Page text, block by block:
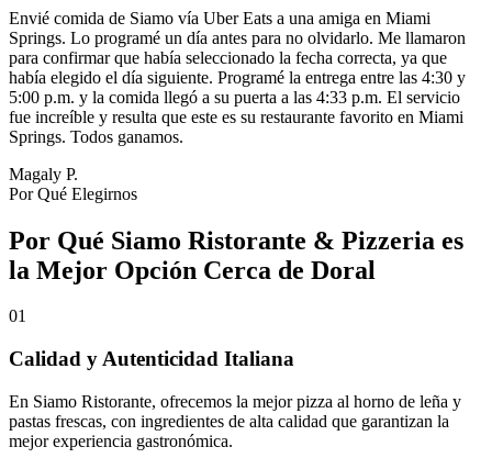
Envié comida de Siamo vía Uber Eats a una amiga en Miami
Springs. Lo programé un día antes para no olvidarlo. Me llamaron
para confirmar que había seleccionado la fecha correcta, ya que
había elegido el día siguiente. Programé la entrega entre las 4:30 y
5:00 p.m. y la comida llegó a su puerta a las 4:33 p.m. El servicio
fue increíble y resulta que este es su restaurante favorito en Miami
Springs. Todos ganamos.
Magaly P.
Por Qué Elegirnos
Por Qué Siamo Ristorante & Pizzeria es
la Mejor Opción Cerca de Doral
01
Calidad y Autenticidad Italiana
En Siamo Ristorante, ofrecemos la mejor pizza al horno de leña y
pastas frescas, con ingredientes de alta calidad que garantizan la
mejor experiencia gastronómica.